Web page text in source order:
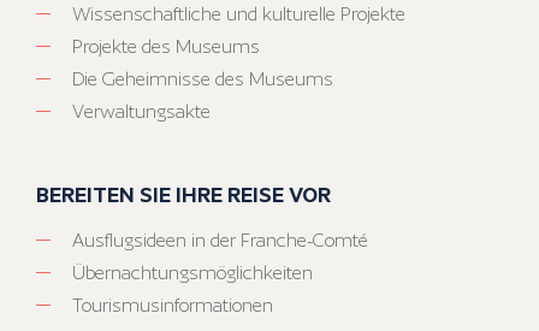
Wissenschaftliche und kulturelle Projekte
Projekte des Museums
Die Geheimnisse des Museums
Verwaltungsakte
BEREITEN SIE IHRE REISE VOR
Ausflugsideen in der Franche-Comté
Übernachtungsmöglichkeiten
Tourismusinformationen